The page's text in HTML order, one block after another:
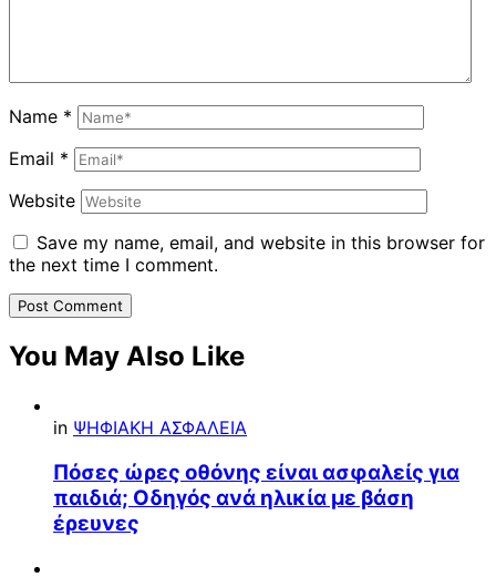
Name *
Email *
Website
Save my name, email, and website in this browser for
the next time I comment.
You May Also Like
in ΨΗΦΙΑΚΗ ΑΣΦΑΛΕΙΑ
Πόσες ώρες οθόνης είναι ασφαλείς για
παιδιά; Οδηγός ανά ηλικία με βάση
έρευνες